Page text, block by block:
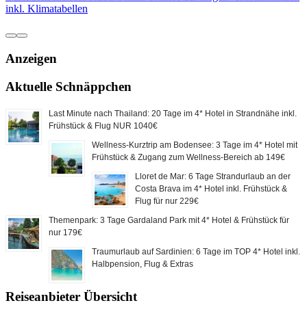
inkl. Klimatabellen
Anzeigen
Aktuelle Schnäppchen
Last Minute nach Thailand: 20 Tage im 4* Hotel in Strandnähe inkl.
Frühstück & Flug NUR 1040€
Wellness-Kurztrip am Bodensee: 3 Tage im 4* Hotel mit
Frühstück & Zugang zum Wellness-Bereich ab 149€
Lloret de Mar: 6 Tage Strandurlaub an der
Costa Brava im 4* Hotel inkl. Frühstück &
Flug für nur 229€
Themenpark: 3 Tage Gardaland Park mit 4* Hotel & Frühstück für
nur 179€
Traumurlaub auf Sardinien: 6 Tage im TOP 4* Hotel inkl.
Halbpension, Flug & Extras
Reiseanbieter Übersicht